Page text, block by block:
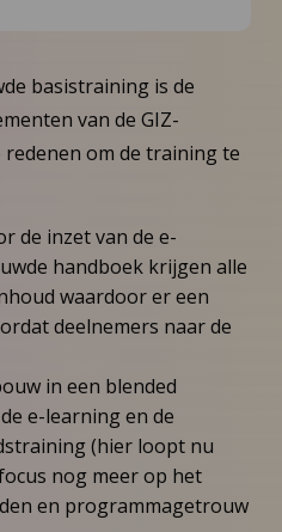
basistraining is de
van de GIZ-
om de training te
de inzet van de e-
handboek krijgen alle
waardoor er een
deelnemers naar de
in een blended
e-learning en de
(hier loopt nu
nog meer op het
en programmagetrouw